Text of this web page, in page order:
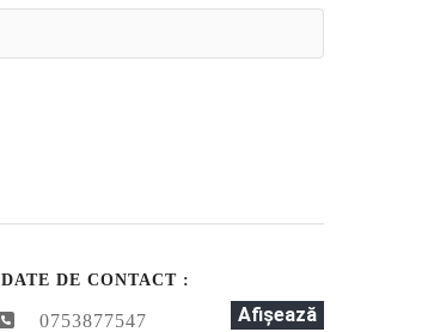
DATE DE CONTACT :
0753877547 Afişează